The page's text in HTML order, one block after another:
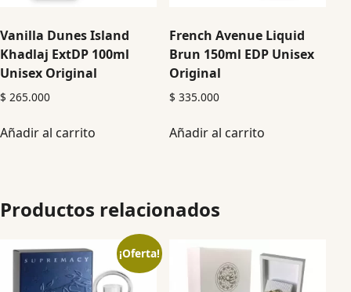
Vanilla Dunes Island
Khadlaj ExtDP 100ml
Unisex Original
$ 265.000
Añadir al carrito
French Avenue Liquid
Brun 150ml EDP Unisex
Original
$ 335.000
Añadir al carrito
Productos relacionados
¡Oferta!